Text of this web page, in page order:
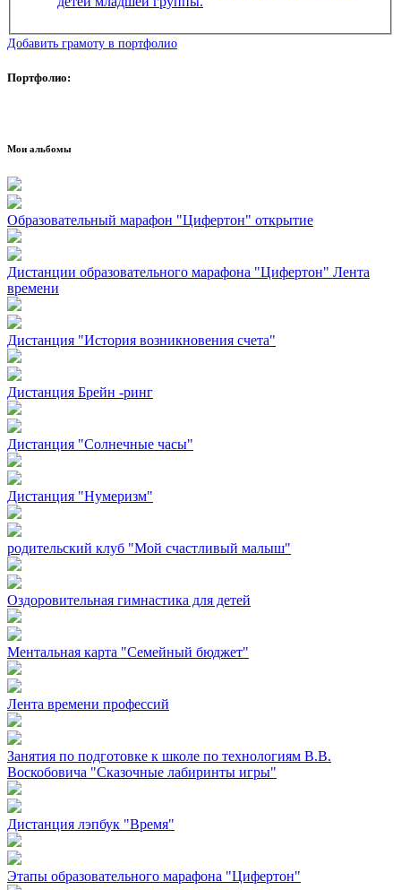
Добавить грамоту в портфолио
Портфолио:
Мои альбомы
Образовательный марафон "Цифертон" открытие
Дистанции образовательного марафона "Цифертон" Лента
времени
Дистанция "История возникновения счета"
Дистанция Брейн -ринг
Дистанция "Солнечные часы"
Дистанция "Нумеризм"
родительский клуб "Мой счастливый малыш"
Оздоровительная гимнастика для детей
Ментальная карта "Семейный бюджет"
Лента времени профессий
Занятия по подготовке к школе по технологиям В.В.
Воскобовича "Сказочные лабиринты игры"
Дистанция лэпбук "Время"
Этапы образовательного марафона "Цифертон"